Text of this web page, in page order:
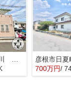
彦根市日
700万円/